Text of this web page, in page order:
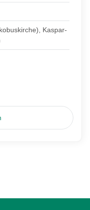
Kaspar-